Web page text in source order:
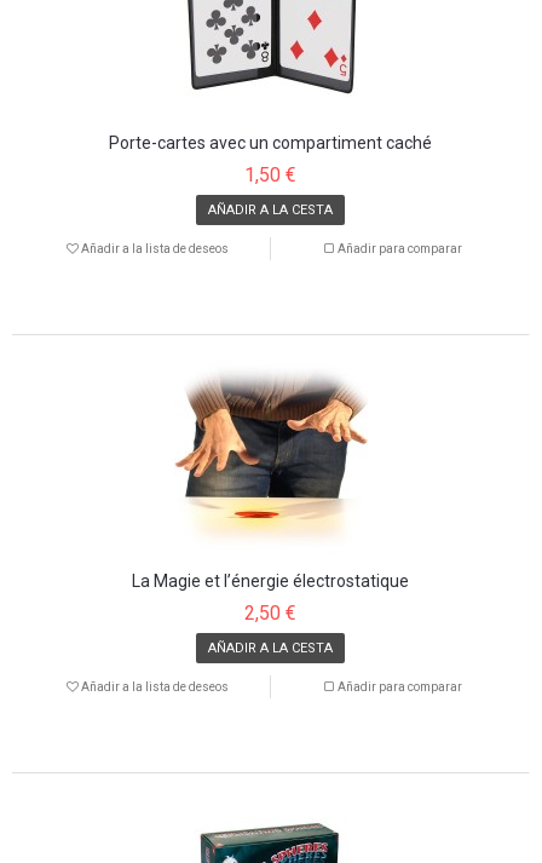
Porte-cartes avec un compartiment caché
1,50 €
AÑADIR A LA CESTA
Añadir a la lista de deseos Añadir para comparar
La Magie et l’énergie électrostatique
2,50 €
AÑADIR A LA CESTA
Añadir a la lista de deseos Añadir para comparar